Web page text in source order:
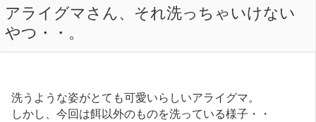
アライグマさん、それ洗っちゃいけない
やつ・・。
洗うような姿がとても可愛いらしいアライグマ。
しかし、今回は餌以外のものを洗っている様子・・